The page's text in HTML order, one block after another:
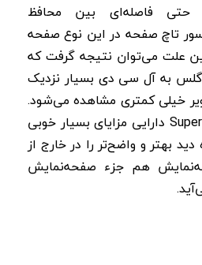
فاصله‌ای بین محافظ
تاچ صفحه در این نوع صفحه‌
علت می‌توان نتیجه گرفت که
به آل سی دی بسیار نزدیک
خیلی کمتری مشاهده می‌شود.
درواقع صفحه‌نمایش Super LCD دارایی مزایای بسیار خوبی
بهتر و واضح‌تر را در خارج از
هم جزء صفحه‌نمایش